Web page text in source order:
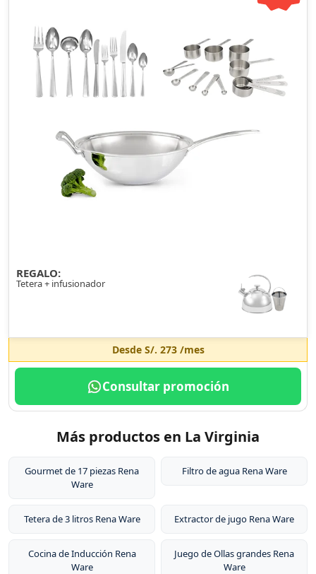
REGALO:
Tetera + infusionador
Desde S/. 273/mes
Consultar promoción
Más productos en La Virginia
Gourmet de 17 piezas Rena
Ware
Filtro de agua Rena Ware
Tetera de 3 litros Rena Ware Extractor de jugo Rena Ware
Cocina de Inducción Rena
Ware
Juego de Ollas grandes Rena
Ware